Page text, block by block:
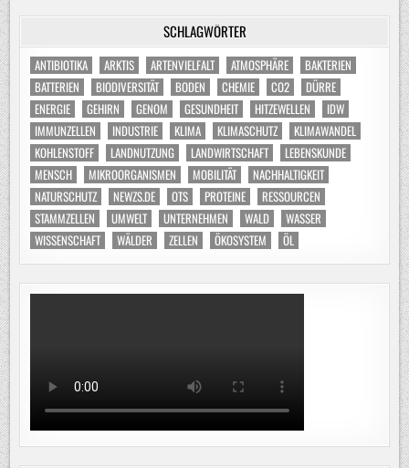
SCHLAGWÖRTER
ANTIBIOTIKA ARKTIS ARTENVIELFALT ATMOSPHÄRE
BAKTERIEN
BATTERIEN
BIODIVERSITÄT BODEN CHEMIE CO2
DÜRRE
ENERGIE
GEHIRN GENOM GESUNDHEIT HITZEWELLEN
IDW
IMMUNZELLEN
INDUSTRIE KLIMA KLIMASCHUTZ
KLIMAWANDEL
KOHLENSTOFF
LANDNUTZUNG LANDWIRTSCHAFT
LEBENSKUNDE
MENSCH
MIKROORGANISMEN MOBILITÄT
NACHHALTIGKEIT
NATURSCHUTZ
NEWZS.DE OTS PROTEINE
RESSOURCEN
STAMMZELLEN
UMWELT UNTERNEHMEN WALD
WASSER
WISSENSCHAFT
WÄLDER ZELLEN ÖKOSYSTEM ÖL